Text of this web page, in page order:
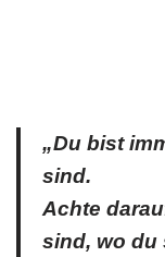
„Du bist
sind.
Achte
sind, wo du